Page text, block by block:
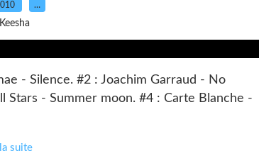
…
- Silence. #2 : Joachim Garraud - No
Stars - Summer moon. #4 : Carte Blanche -
suite